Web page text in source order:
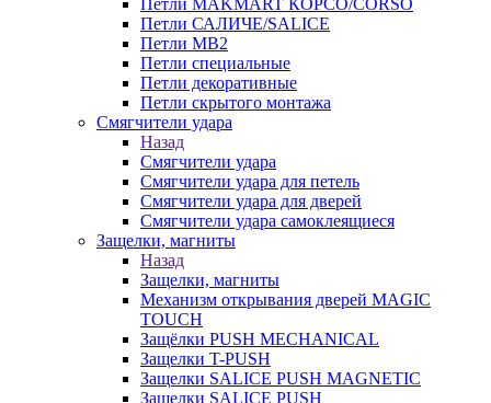
Петли MAKMART КОРСО/CORSO
Петли САЛИЧЕ/SALICE
Петли MB2
Петли специальные
Петли декоративные
Петли скрытого монтажа
Смягчители удара
Назад
Смягчители удара
Смягчители удара для петель
Смягчители удара для дверей
Cмягчители удара самоклеящиеся
Защелки, магниты
Назад
Защелки, магниты
Механизм открывания дверей MAGIC
TOUCH
Защёлки PUSH MECHANICAL
Защелки T-PUSH
Защелки SALICE PUSH MAGNETIC
Защелки SALICE PUSH